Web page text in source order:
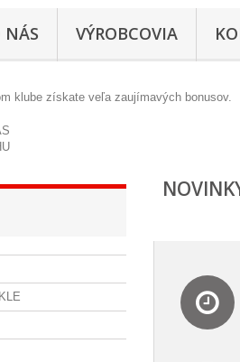
NÁS VÝROBCOVIA
K2BIKE
našom
NA